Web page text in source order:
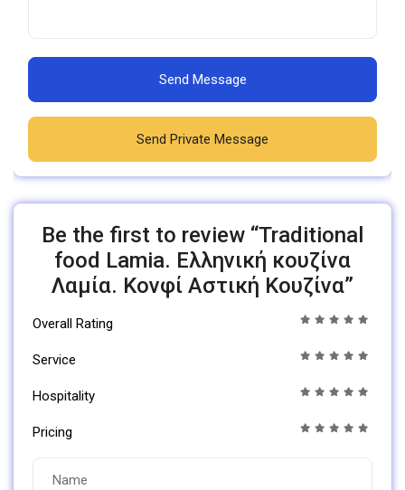
Send Message
Send Private Message
Be the first to review “Traditional
food Lamia. Ελληνική κουζίνα
Λαμία. Κονφί Αστική Κουζίνα”
Overall Rating
Service
Hospitality
Pricing